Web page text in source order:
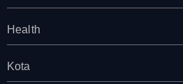
Health
Kota